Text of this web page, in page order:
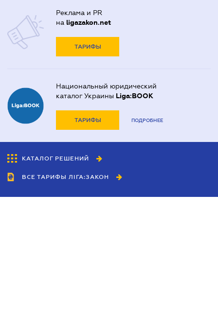
Реклама и PR
на ligazakon.net
ТАРИФЫ
Национальный юридический
каталог Украины Liga:BOOK
ТАРИФЫ ПОДРОБНЕЕ
КАТАЛОГ РЕШЕНИЙ
ВСЕ ТАРИФЫ ЛІГА:ЗАКОН